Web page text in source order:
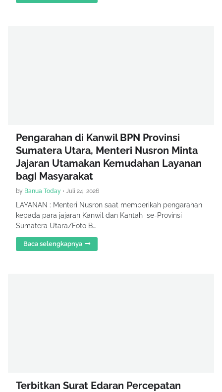
Pengarahan di Kanwil BPN Provinsi
Sumatera Utara, Menteri Nusron Minta
Jajaran Utamakan Kemudahan Layanan
bagi Masyarakat
by Banua Today • Juli 24, 2026
LAYANAN : Menteri Nusron saat memberikah pengarahan
kepada para jajaran Kanwil dan Kantah se-Provinsi
Sumatera Utara/Foto B…
Baca selengkapnya
Terbitkan Surat Edaran Percepatan